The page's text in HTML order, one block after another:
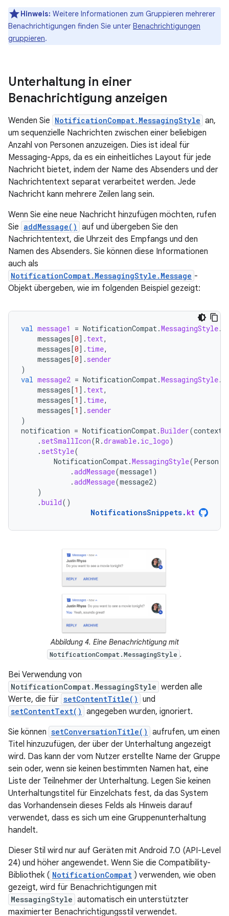
Hinweis: Weitere Informationen zum Gruppieren mehrerer
Benachrichtigungen finden Sie unter Benachrichtigungen
gruppieren.
Unterhaltung in einer
Benachrichtigung anzeigen
Wenden Sie NotificationCompat.MessagingStyle an,
um sequenzielle Nachrichten zwischen einer beliebigen
Anzahl von Personen anzuzeigen. Dies ist ideal für
Messaging-Apps, da es ein einheitliches Layout für jede
Nachricht bietet, indem der Name des Absenders und der
Nachrichtentext separat verarbeitet werden. Jede
Nachricht kann mehrere Zeilen lang sein.
Wenn Sie eine neue Nachricht hinzufügen möchten, rufen
Sie addMessage() auf und übergeben Sie den
Nachrichtentext, die Uhrzeit des Empfangs und den
Namen des Absenders. Sie können diese Informationen
auch als
NotificationCompat.MessagingStyle.Message -
Objekt übergeben, wie im folgenden Beispiel gezeigt:
val message1 = NotificationCompat.MessagingStyle.
messages[0] . text,
messages[0] . time,
messages[0] . sender
)
val message2 = NotificationCompat.MessagingStyle.
messages[1 ] . text,
messages[1 ] . time,
messages[1 ] . sender
)
notification = NotificationCompat.Builder(context
. setSmallIcon(R .drawable. ic_logo)
. setStyle(
NotificationCompat.MessagingStyle(Person
.addMessage(message1 )
.addMessage(message2)
)
.build()
NotificationsSnippets. kt
Abbildung 4. Eine Benachrichtigung mit
NotificationCompat.MessagingStyle .
Bei Verwendung von
NotificationCompat.MessagingStyle werden alle
Werte, die für setContentTitle() und
setContentText() angegeben wurden, ignoriert.
Sie können setConversationTitle() aufrufen, um einen
Titel hinzuzufügen, der über der Unterhaltung angezeigt
wird. Das kann der vom Nutzer erstellte Name der Gruppe
sein oder, wenn sie keinen bestimmten Namen hat, eine
Liste der Teilnehmer der Unterhaltung. Legen Sie keinen
Unterhaltungstitel für Einzelchats fest, da das System
das Vorhandensein dieses Felds als Hinweis darauf
verwendet, dass es sich um eine Gruppenunterhaltung
handelt.
Dieser Stil wird nur auf Geräten mit Android 7.0 (API-Level
24) und höher angewendet. Wenn Sie die Compatibility-
Bibliothek ( NotificationCompat ) verwenden, wie oben
gezeigt, wird für Benachrichtigungen mit
MessagingStyle automatisch ein unterstützter
maximierter Benachrichtigungsstil verwendet.